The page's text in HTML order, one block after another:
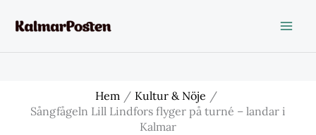
Hem
Kultur & Nöje
Sångfågeln Lill Lindfors flyger på turné – landar i
Kalmar